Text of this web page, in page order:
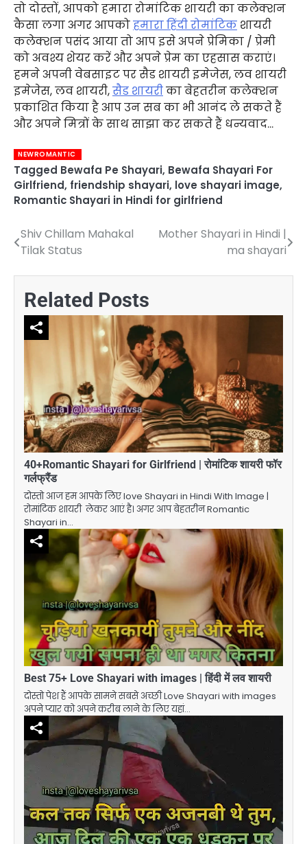
तो दोस्तों, आपको हमारा रोमांटिक शायरी का कलेक्शन
कैसा लगा अगर आपकोहमारा हिंदी रोमांटिक शायरी
कलेक्शन पसंद आया तो आप इसे अपने प्रेमिका / प्रेमी
को अवश्य शेयर करें और अपने प्रेम का एहसास कराएं।
हमने अपनी वेबसाइट पर सैड शायरी इमेजेस, लव शायरी
इमेजेस, लव शायरी,सैड शायरीका बेहतरीन कलेक्शन
प्रकाशित किया है आप उन सब का भी आनंद ले सकते हैं
और अपने मित्रों के साथ साझा कर सकते हैं धन्यवाद…
NEWROMANTIC
Tagged Bewafa Pe Shayari, Bewafa Shayari For
Girlfriend, friendship shayari, love shayari image,
Romantic Shayari in Hindi for girlfriend
Post
Shiv Chillam Mahakal
Tilak Status
Mother Shayari in Hindi |
ma shayari
Related Posts
40+Romantic Shayari for Girlfriend | रोमांटिक शायरी फॉर
गर्लफ्रैंड
दोस्तो आज हम आपके लिए love Shayari in Hindi With Image |
रोमांटिक शायरी लेकर आएं है। अगर आप बेहतरीन Romantic
Shayari in…
Best 75+ Love Shayari with images | हिंदी में लव शायरी
दोस्तो पेश हैं आपके सामने सबसे अच्छी Love Shayari with images
अपने प्यार को अपने करीब लाने के लिए यहां…